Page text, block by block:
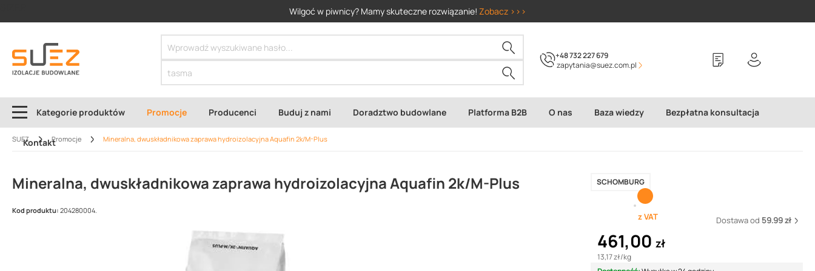
Wilgoć w piwnicy? Mamy skuteczne rozwiązanie! Zobacz >>>
+48 732 227 679
zapytania@suez.com.pl
Kategorie produktów Promocje Producenci Buduj z nami Doradztwo budowlane Platforma B2B O nas Baza wiedzy Bezpłatna konsultacja
Kontakt
SUEZ Promocje Mineralna, dwuskładnikowa zaprawa hydroizolacyjna Aquafin 2k/M-Plus
Mineralna, dwuskładnikowa zaprawa hydroizolacyjna Aquafin 2k/M-Plus SCHOMBURG
Kod produktu: 204280004.
z VAT Dostawa od 59.99 zł
461,00 zł
13,17 zł/kg